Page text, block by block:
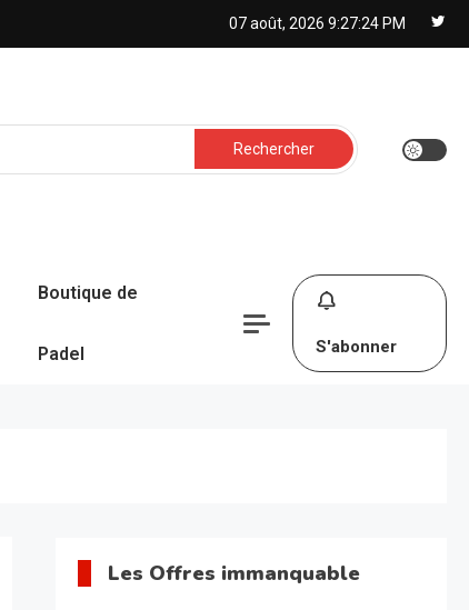
07 août, 2026 9:27:25 PM
Rechercher :
Boutique de
Padel S'abonner
Les Offres immanquable